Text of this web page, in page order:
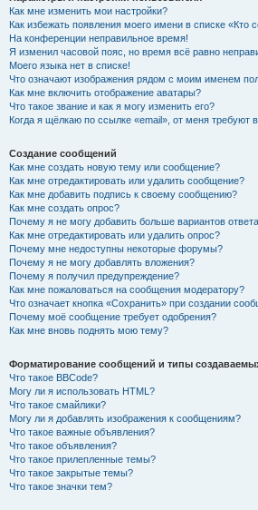
Как мне изменить мои настройки?
Как избежать появления моего имени в списке «Кто
На конференции неправильное время!
Я изменил часовой пояс, но время всё равно
Моего языка нет в списке!
Что означают изображения рядом с моим именем
Как мне включить отображение аватары?
Что такое звание и как я могу изменить его?
Когда я щёлкаю по ссылке «email», от меня требуют
Создание сообщений
Как мне создать новую тему или сообщение?
Как мне отредактировать или удалить сообщение?
Как мне добавить подпись к своему сообщению?
Как мне создать опрос?
Почему я не могу добавить больше вариантов
Как мне отредактировать или удалить опрос?
Почему мне недоступны некоторые форумы?
Почему я не могу добавлять вложения?
Почему я получил предупреждение?
Как мне пожаловаться на сообщения модератору?
Что означает кнопка «Сохранить» при создании
Почему моё сообщение требует одобрения?
Как мне вновь поднять мою тему?
Форматирование сообщений и типы
Что такое BBCode?
Могу ли я использовать HTML?
Что такое смайлики?
Могу ли я добавлять изображения к сообщениям?
Что такое важные объявления?
Что такое объявления?
Что такое прилепленные темы?
Что такое закрытые темы?
Что такое значки тем?